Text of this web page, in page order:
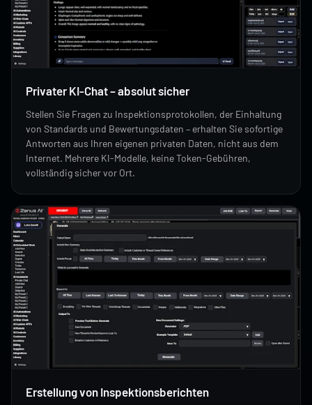
Privater KI-Chat – absolut sicher
Stellen Sie Fragen zu Inspektionsprotokollen, der Einhaltung
von Standards und Bewertungsdaten – erhalten Sie sofortige
Antworten aus Ihren eigenen privaten Daten, nicht aus dem
Internet. Mehrere KI-Modelle, keine Token-Gebühren,
vollständig sicher vor Ort.
Erstellung von Inspektionsberichten